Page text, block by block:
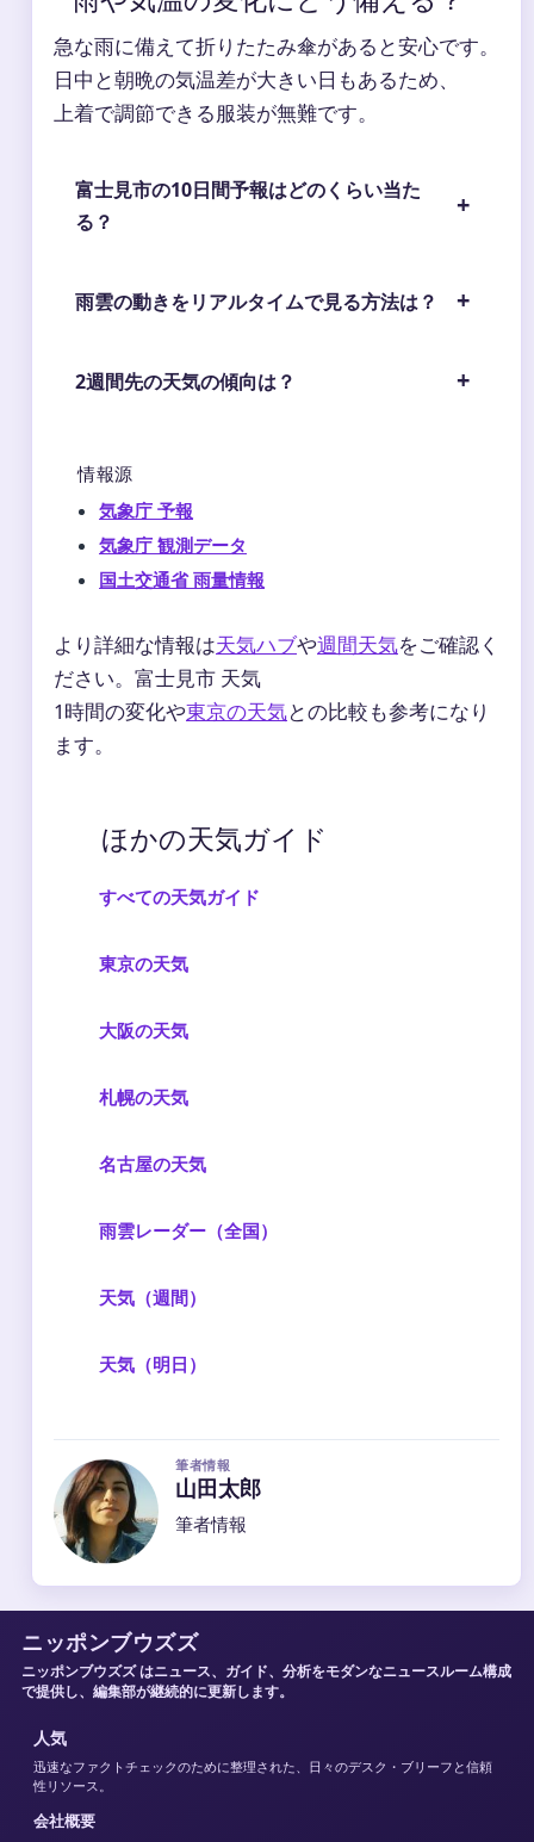
急な雨に備えて折りたたみ傘があると安心です。
日中と朝晩の気温差が大きい日もあるため、
上着で調節できる服装が無難です。
富士見市の10日間予報はどのくらい当た
る？
雨雲の動きをリアルタイムで見る方法は？
2週間先の天気の傾向は？
情報源
気象庁 予報
気象庁 観測データ
国土交通省 雨量情報
より詳細な情報は天気ハブや週間天気をご確認く
ださい。富士見市 天気
1時間の変化や東京の天気との比較も参考になり
ます。
ほかの天気ガイド
すべての天気ガイド
東京の天気
大阪の天気
札幌の天気
名古屋の天気
雨雲レーダー（全国）
天気（週間）
天気（明日）
筆者情報
山田太郎
筆者情報
ニッポンブウズズ
ニッポンブウズズ はニュース、ガイド、分析をモダンなニュースルーム構成
で提供し、編集部が継続的に更新します。
人気
迅速なファクトチェックのために整理された、日々のデスク・ブリーフと信頼
性リソース。
会社概要